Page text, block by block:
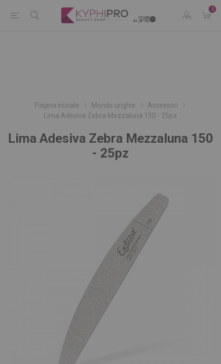
0
Pagina iniziale Mondo unghie
Accessori
Lima Adesiva Zebra Mezzaluna 150 - 25pz
Lima Adesiva Zebra Mezzaluna 150
- 25pz